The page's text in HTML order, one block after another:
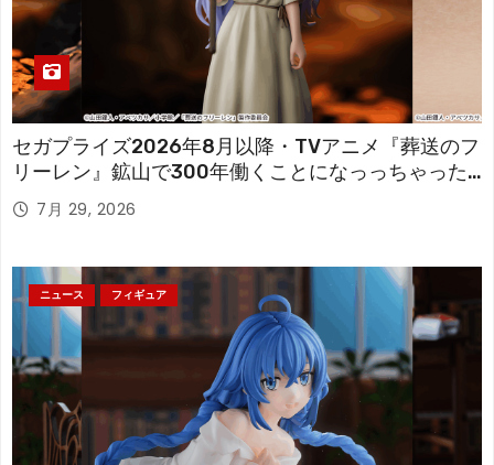
セガプライズ2026年8月以降・TVアニメ『葬送のフ
リーレン』鉱山で300年働くことになっっちゃった
「フリーレン」を立体化！
7月 29, 2026
ニュース フィギュア